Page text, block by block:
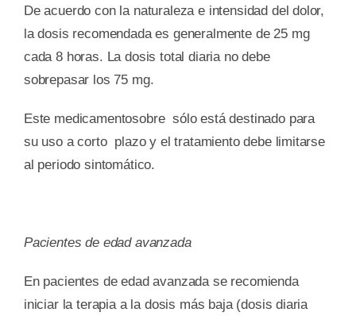
De acuerdo con la naturaleza e intensidad del dolor,
la dosis recomendada es generalmente de 25 mg
cada 8 horas. La dosis total diaria no debe
sobrepasar los 75 mg.
Este medicamentosobre sólo está destinado para
su uso a corto plazo y el tratamiento debe limitarse
al periodo sintomático.
Pacientes de edad avanzada
En pacientes de edad avanzada se recomienda
iniciar la terapia a la dosis más baja (dosis diaria